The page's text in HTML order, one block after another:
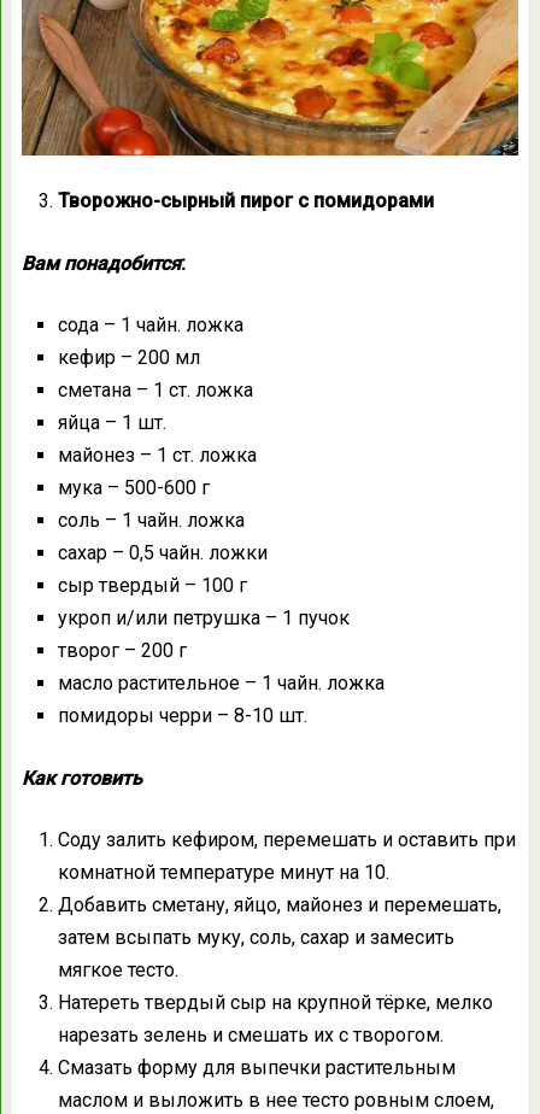
Творожно-сырный пирог с помидорами
Вам понадобится:
сода – 1 чайн. ложка
кефир – 200 мл
сметана – 1 ст. ложка
яйца – 1 шт.
майонез – 1 ст. ложка
мука – 500-600 г
соль – 1 чайн. ложка
сахар – 0,5 чайн. ложки
сыр твердый – 100 г
укроп и/или петрушка – 1 пучок
творог – 200 г
масло растительное – 1 чайн. ложка
помидоры черри – 8-10 шт.
Как готовить
Соду залить кефиром, перемешать и оставить при
комнатной температуре минут на 10.
Добавить сметану, яйцо, майонез и перемешать,
затем всыпать муку, соль, сахар и замесить
мягкое тесто.
Натереть твердый сыр на крупной тёрке, мелко
нарезать зелень и смешать их с творогом.
Смазать форму для выпечки растительным
маслом и выложить в нее тесто ровным слоем,